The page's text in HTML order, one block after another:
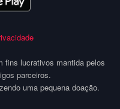
fins lucrativos mantida pelos
parceiros.
uma pequena doação.